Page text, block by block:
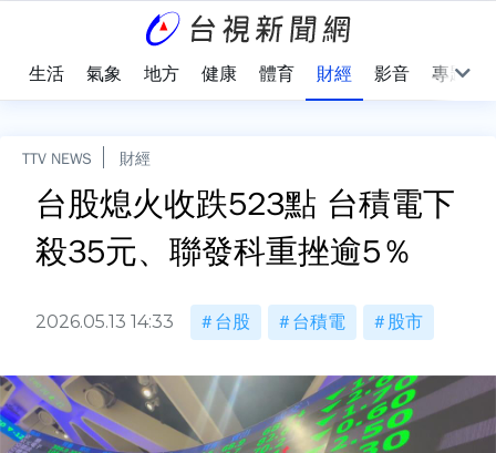
生活 氣象 地方 健康 體育 財經 影音 專題
TTV NEWS 財經
台股熄火收跌523點 台積電下
殺35元、聯發科重挫逾5％
2026.05.13 14:33 台股 台積電 股市